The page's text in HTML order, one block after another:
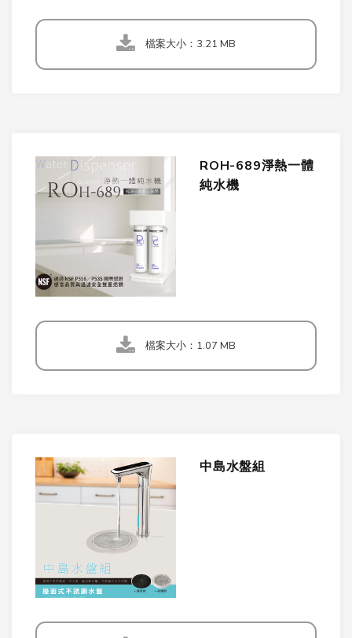
檔案大小：3.21 MB
ROH-689淨熱一體
純水機
檔案大小：1.07 MB
中島水盤組